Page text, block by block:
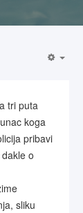
tri puta
koga
pribavi
o
sliku